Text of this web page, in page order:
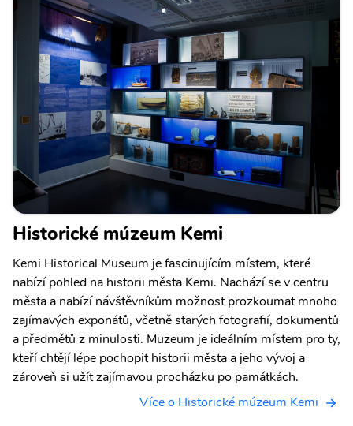
Historické múzeum Kemi
Kemi Historical Museum je fascinujícím místem, které
nabízí pohled na historii města Kemi. Nachází se v centru
města a nabízí návštěvníkům možnost prozkoumat mnoho
zajímavých exponátů, včetně starých fotografií, dokumentů
a předmětů z minulosti. Muzeum je ideálním místem pro ty,
kteří chtějí lépe pochopit historii města a jeho vývoj a
zároveň si užít zajímavou procházku po památkách.
Více o Historické múzeum Kemi